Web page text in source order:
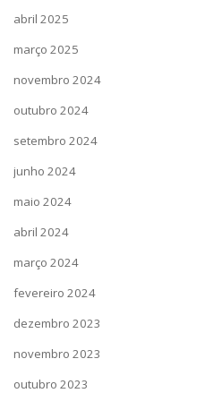
abril 2025
março 2025
novembro 2024
outubro 2024
setembro 2024
junho 2024
maio 2024
abril 2024
março 2024
fevereiro 2024
dezembro 2023
novembro 2023
outubro 2023